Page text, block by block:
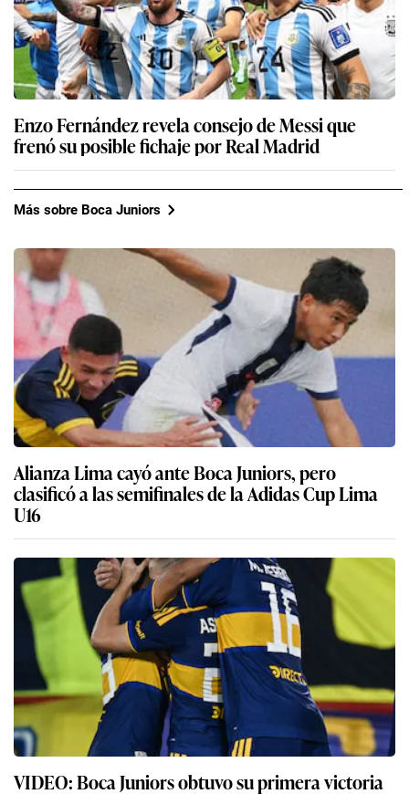
Enzo Fernández revela consejo de Messi que
frenó su posible fichaje por Real Madrid
Más sobre Boca Juniors
Alianza Lima cayó ante Boca Juniors, pero
clasificó a las semifinales de la Adidas Cup Lima
U16
VIDEO: Boca Juniors obtuvo su primera victoria